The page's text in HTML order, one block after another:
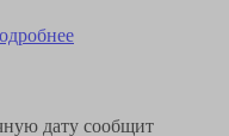
дату сообщит